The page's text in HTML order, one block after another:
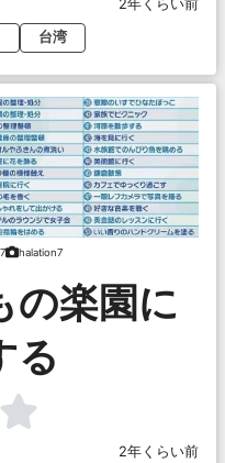
2年くらい前
台湾
halation7
の楽園に
る
2年くらい前